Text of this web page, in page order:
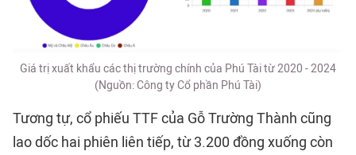
Giá trị xuất khẩu các thị trường chính của Phú Tài từ 2020 - 2024
(Nguồn: Công ty Cổ phần Phú Tài)
Tương tự, cổ phiếu TTF của Gỗ Trường Thành cũng
lao dốc hai phiên liên tiếp, từ 3.200 đồng xuống còn